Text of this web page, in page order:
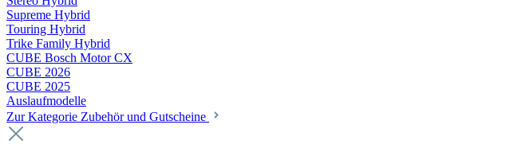
Supreme Hybrid
Touring Hybrid
Trike Family Hybrid
CUBE Bosch Motor CX
CUBE 2026
CUBE 2025
Auslaufmodelle
Zur Kategorie Zubehör und Gutscheine